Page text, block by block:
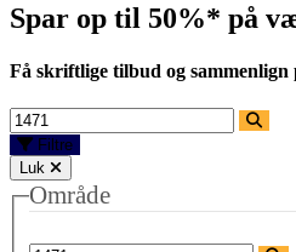
Spar op til 50%* på
Få skriftlige tilbud og
Filtre
Luk
Område